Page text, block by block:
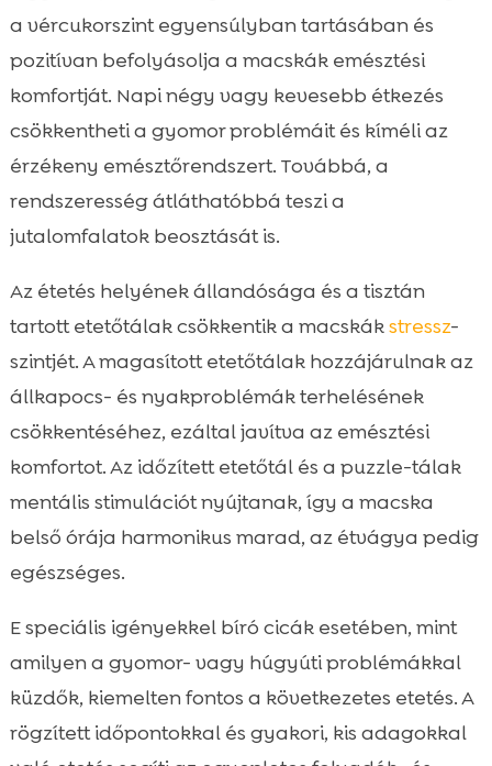
a vércukorszint egyensúlyban tartásában és
pozitívan befolyásolja a macskák emésztési
komfortját. Napi négy vagy kevesebb étkezés
csökkentheti a gyomor problémáit és kíméli az
érzékeny emésztőrendszert. Továbbá, a
rendszeresség átláthatóbbá teszi a
jutalomfalatok beosztását is.
Az étetés helyének állandósága és a tisztán
tartott etetőtálak csökkentik a macskákstressz-
szintjét. A magasított etetőtálak hozzájárulnak az
állkapocs- és nyakproblémák terhelésének
csökkentéséhez, ezáltal javítva az emésztési
komfortot. Az időzített etetőtál és a puzzle-tálak
mentális stimulációt nyújtanak, így a macska
belső órája harmonikus marad, az étvágya pedig
egészséges.
E speciális igényekkel bíró cicák esetében, mint
amilyen a gyomor- vagy húgyúti problémákkal
küzdők, kiemelten fontos a következetes etetés. A
rögzített időpontokkal és gyakori, kis adagokkal